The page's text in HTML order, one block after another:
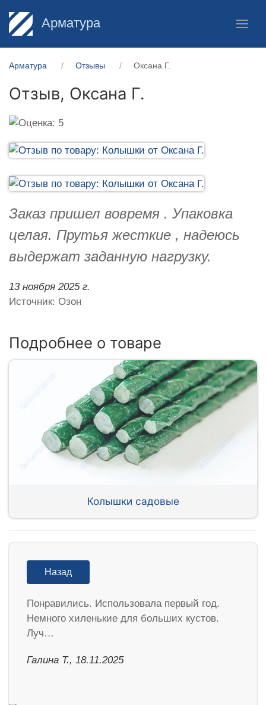
Арматура
Арматура Отзывы Оксана Г.
Отзыв, Оксана Г.
Заказ пришел вовремя . Упаковка
целая. Прутья жесткие , надеюсь
выдержат заданную нагрузку.
13 ноября 2025 г.
Источник: Озон
Подробнее о товаре
Колышки садовые
Назад
Понравились. Использовала первый год.
Немного хиленькие для больших кустов.
Луч…
Галина Т., 18.11.2025